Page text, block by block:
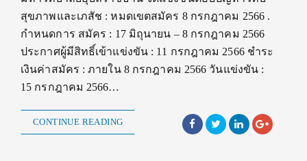
สุขภาพและเภสัช : หมดเขตสมัคร 8 กรกฎาคม 2566 .
กำหนดการ สมัคร : 17 มิถุนายน – 8 กรกฎาคม 2566
ประกาศผู้มีสิทธิ์เข้าแข่งขัน : 11 กรกฎาคม 2566 ชำระ
เงินค่าสมัคร : ภายใน 8 กรกฎาคม 2566 วันแข่งขัน :
15 กรกฎาคม 2566…
CONTINUE READING